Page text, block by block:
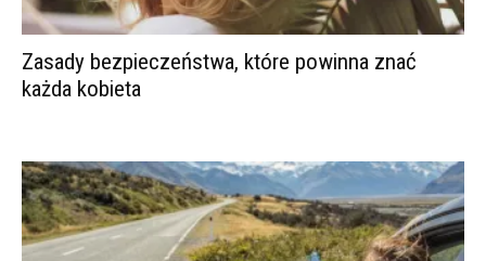
Zasady bezpieczeństwa, które powinna znać
każda kobieta